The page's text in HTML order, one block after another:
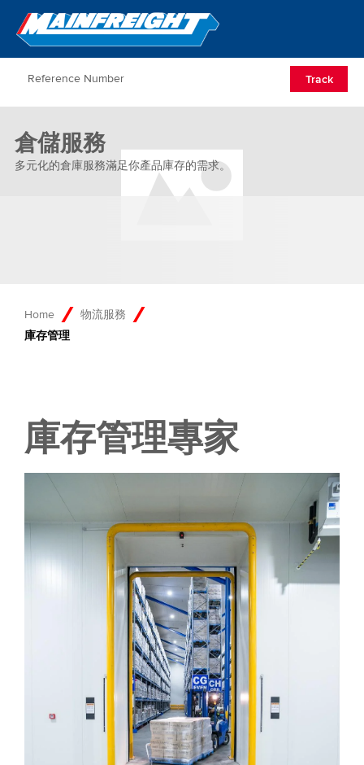
Go to Home
Track
倉儲服務
多元化的倉庫服務滿足你產品庫存的需求。
Home
物流服務
庫存管理
庫存管理專家